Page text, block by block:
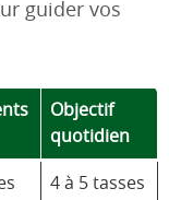
guider vos
Objectif
quotidien
4 à 5 tasses